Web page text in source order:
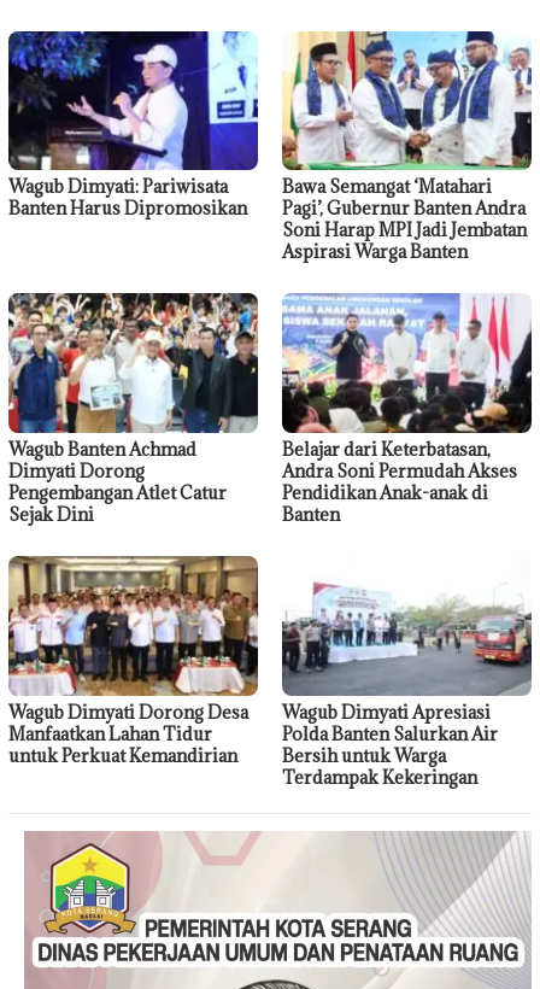
Wagub Dimyati: Pariwisata
Banten Harus Dipromosikan
Bawa Semangat ‘Matahari
Pagi’, Gubernur Banten Andra
Soni Harap MPI Jadi Jembatan
Aspirasi Warga Banten
Wagub Banten Achmad
Dimyati Dorong
Pengembangan Atlet Catur
Sejak Dini
Belajar dari Keterbatasan,
Andra Soni Permudah Akses
Pendidikan Anak-anak di
Banten
Wagub Dimyati Dorong Desa
Manfaatkan Lahan Tidur
untuk Perkuat Kemandirian
Wagub Dimyati Apresiasi
Polda Banten Salurkan Air
Bersih untuk Warga
Terdampak Kekeringan